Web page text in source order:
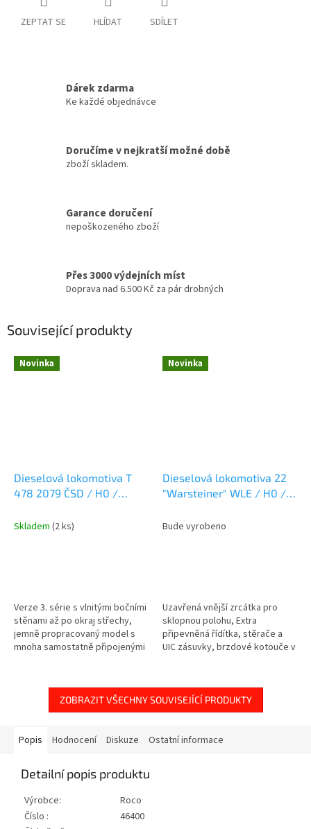
ZEPTAT SE HLÍDAT SDÍLET
Dárek zdarma
Ke každé objednávce
Doručíme v nejkratší možné době
zboží skladem.
Garance doručení
nepoškozeného zboží
Přes 3000 výdejních míst
Doprava nad 6.500 Kč za pár drobných
Související produkty
Novinka
Dieselová lokomotiva T
478 2079 ČSD / H0 /
Skladem (2 ks)
Verze 3. série s vlnitými bočními
stěnami až po okraj střechy,
jemně propracovaný model s
mnoha samostatně připojenými
Novinka
Dieselová lokomotiva 22
"Warsteiner" WLE / H0 /
Bude vyrobeno
Uzavřená vnější zrcátka pro
sklopnou polohu, Extra
připevněná řídítka, stěrače a
UIC zásuvky, brzdové kotouče v
dálkovým...
ZOBRAZIT VŠECHNY SOUVISEJÍCÍ PRODUKTY
Popis Hodnocení Diskuze Ostatní informace
Detailní popis produktu
Výrobce:
Roco
Číslo :
46400